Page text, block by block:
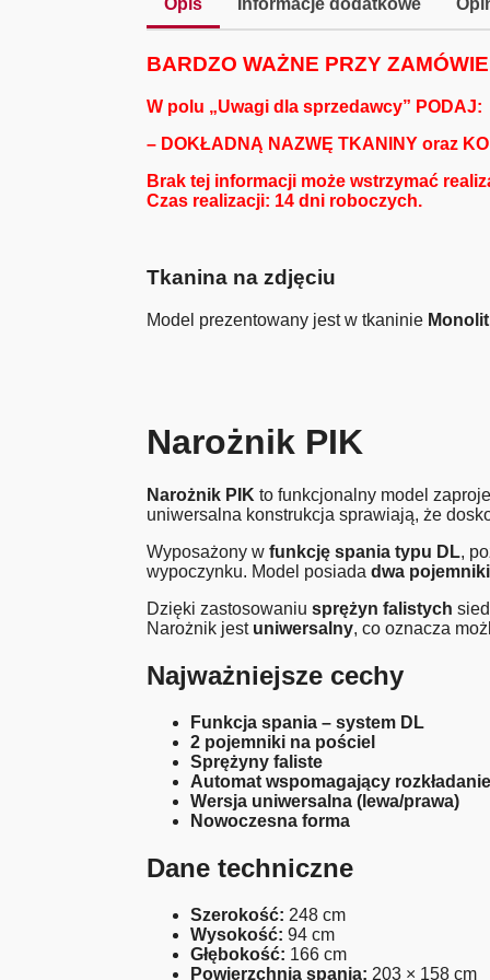
Opis Informacje dodatkowe
BARDZO WAŻNE PRZY
W polu „Uwagi dla sprzedawcy” PODAJ:
– DOKŁADNĄ NAZWĘ TKANINY oraz
Brak tej informacji może wstrzymać
Czas realizacji: 14 dni roboczych.
Tkanina na zdjęciu
Model prezentowany jest w tkaninie
Narożnik PIK
Narożnik PIK to funkcjonalny model
uniwersalna konstrukcja sprawiają, że
Wyposażony wfunkcję spania typu DL,
wypoczynku. Model posiadadwa
Dzięki zastosowaniusprężyn falistych
Narożnik jest uniwersalny, co oznacza
Najważniejsze cechy
Funkcja spania – system DL
2 pojemniki na pościel
Sprężyny faliste
Automat wspomagający
Wersja uniwersalna (lewa/prawa)
Nowoczesna forma
Dane techniczne
Szerokość: 248 cm
Wysokość: 94 cm
Głębokość: 166 cm
Powierzchnia spania: 203 × 158 cm